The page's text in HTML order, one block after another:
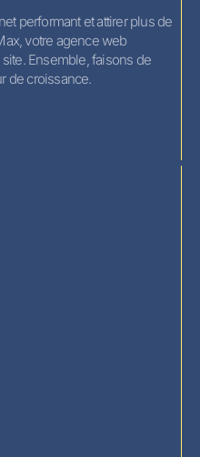
performant et attirer plus de
votre agence web
Ensemble, faisons de
de croissance.